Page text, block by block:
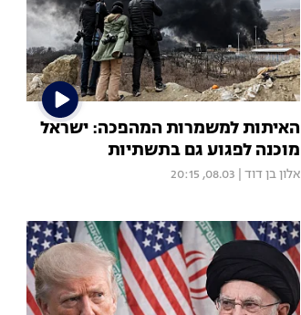
האיתות למשמרות המהפכה: ישראל
מוכנה לפגוע גם בתשתיות
אלון בן דוד 08.03, 20:15